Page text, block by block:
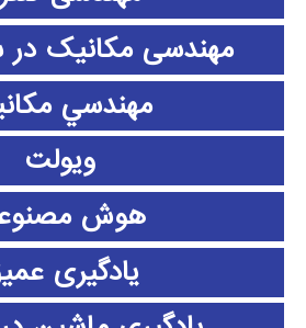
مهندسی مکانیک در
مهندسي
ویولت
هوش
یادگیری